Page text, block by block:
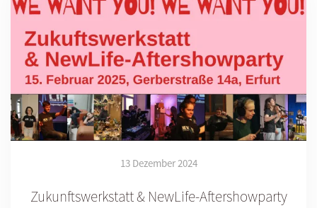
13 Dezember 2024
Zukunftswerkstatt & NewLife-Aftershowparty